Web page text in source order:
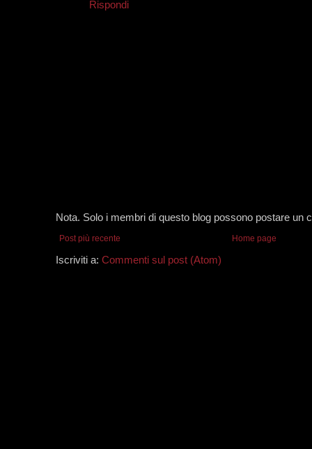
Rispondi
Nota. Solo i membri di questo blog possono postare un
Post più recente Home page
Iscriviti a: Commenti sul post (Atom)